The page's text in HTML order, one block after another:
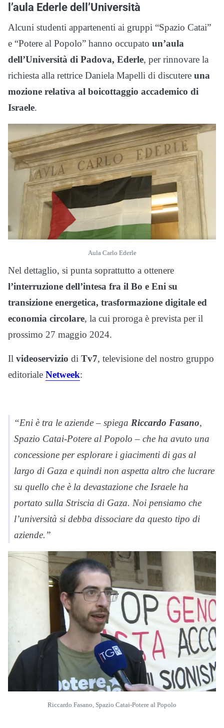
l’aula Ederle dell’Università
Alcuni studenti appartenenti ai gruppi “Spazio Catai”
e “Potere al Popolo” hanno occupato un’aula
dell’Università di Padova, Ederle, per rinnovare la
richiesta alla rettrice Daniela Mapelli di discutere una
mozione relativa al boicottaggio accademico di
Israele.
Aula Carlo Ederle
Nel dettaglio, si punta soprattutto a ottenere
l’interruzione dell’intesa fra il Bo e Eni su
transizione energetica, trasformazione digitale ed
economia circolare, la cui proroga è prevista per il
prossimo 27 maggio 2024.
Il videoservizio di Tv7, televisione del nostro gruppo
editoriale Netweek:
“Eni è tra le aziende – spiega Riccardo Fasano,
Spazio Catai-Potere al Popolo – che ha avuto una
concessione per esplorare i giacimenti di gas al
largo di Gaza e quindi non aspetta altro che lucrare
su quello che è la devastazione che Israele ha
portato sulla Striscia di Gaza. Noi pensiamo che
l’università si debba dissociare da questo tipo di
aziende.”
Riccardo Fasano, Spazio Catai-Potere al Popolo